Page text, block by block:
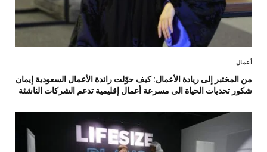
أعمال
من المختبر إلى ريادة الأعمال: كيف حوّلت رائدة الأعمال السعودية إيمان
شكور تحديات الحياة الى مسرعة أعمال إقليمية تدعم الشركات الناشئة